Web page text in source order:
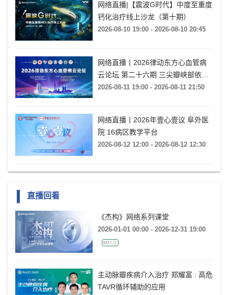
网络直播|【震波G时代】中度至重度
钙化治疗线上沙龙（第十期）
2026-08-10 19:00 - 2026-08-10 20:45
网络直播丨2026律动东方心血管病
云论坛 第二十六期 三尖瓣峡部依赖
房扑的心电特征与导管消融
2026-08-11 19:00 - 2026-08-11 21:50
网络直播丨2026年壹心壹议 阜外医
院 16病区教学平台
2026-08-12 12:00 - 2026-08-12 12:30
直播回看
《杰构》网络系列课堂
2026-01-01 00:00 - 2026-12-31 19:00
937人次
主动脉瓣疾病介入治疗 郑耀富 : 高危
TAVR循环辅助的应用